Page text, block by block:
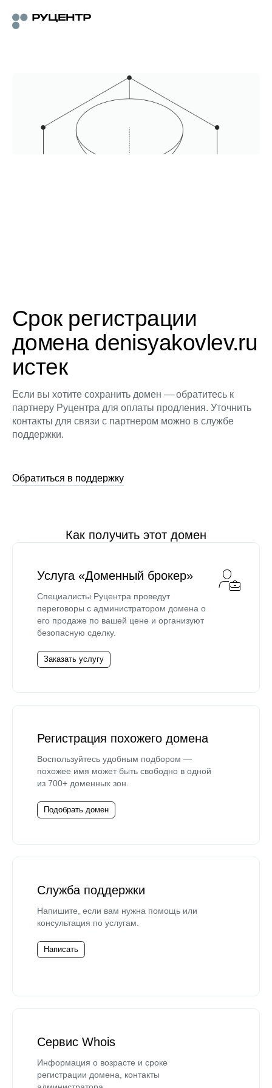
Срок регистрации
домена denisyakovlev.ru
истек
Если вы хотите сохранить домен — обратитесь к
партнеру Руцентра для оплаты продления. Уточнить
контакты для связи с партнером можно в службе
поддержки.
Обратиться в поддержку
Как получить этот домен
Услуга «Доменный брокер»
Специалисты Руцентра проведут
переговоры с администратором домена о
его продаже по вашей цене и организуют
безопасную сделку.
Заказать услугу
Регистрация похожего домена
Воспользуйтесь удобным подбором —
похожее имя может быть свободно в одной
из 700+ доменных зон.
Подобрать домен
Служба поддержки
Напишите, если вам нужна помощь или
консультация по услугам.
Написать
Сервис Whois
Информация о возрасте и сроке
регистрации домена, контакты